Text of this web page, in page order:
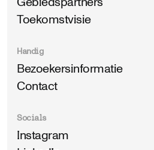
Toekomstvisie
Handig
Bezoekersinformatie
Contact
Socials
Instagram